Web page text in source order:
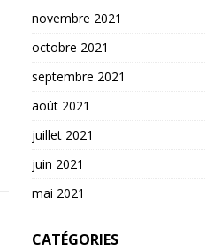
novembre 2021
octobre 2021
septembre 2021
août 2021
juillet 2021
juin 2021
mai 2021
CATÉGORIES